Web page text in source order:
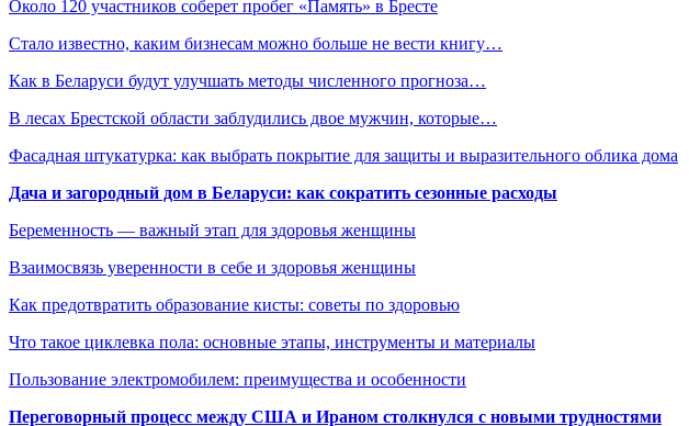
Около 120 участников соберет пробег «Память» в Бресте
Стало известно, каким бизнесам можно больше не вести книгу…
Как в Беларуси будут улучшать методы численного прогноза…
В лесах Брестской области заблудились двое мужчин, которые…
Фасадная штукатурка: как выбрать покрытие для защиты и выразительного облика дома
Дача и загородный дом в Беларуси: как сократить сезонные расходы
Беременность — важный этап для здоровья женщины
Взаимосвязь уверенности в себе и здоровья женщины
Как предотвратить образование кисты: советы по здоровью
Что такое циклевка пола: основные этапы, инструменты и материалы
Пользование электромобилем: преимущества и особенности
Переговорный процесс между США и Ираном столкнулся с новыми трудностями